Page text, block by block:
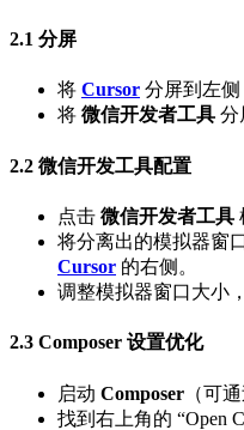
2.1 分屏
将 Cursor 分屏到左
将 微信开发者工具 分
2.2 微信开发工具配置
点击 微信开发者工具
将分离出的模拟器窗
Cursor 的右侧。
调整模拟器窗口大小
2.3 Composer 设置优化
启动 Composer （可
找到右上角的 “Open